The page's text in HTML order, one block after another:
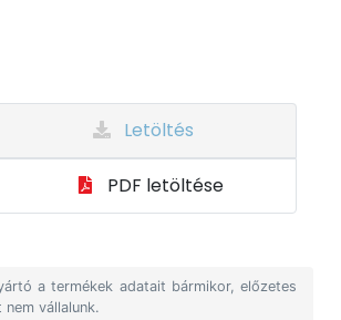
Letöltés
PDF letöltése
a termékek adatait bármikor, előzetes
vállalunk.